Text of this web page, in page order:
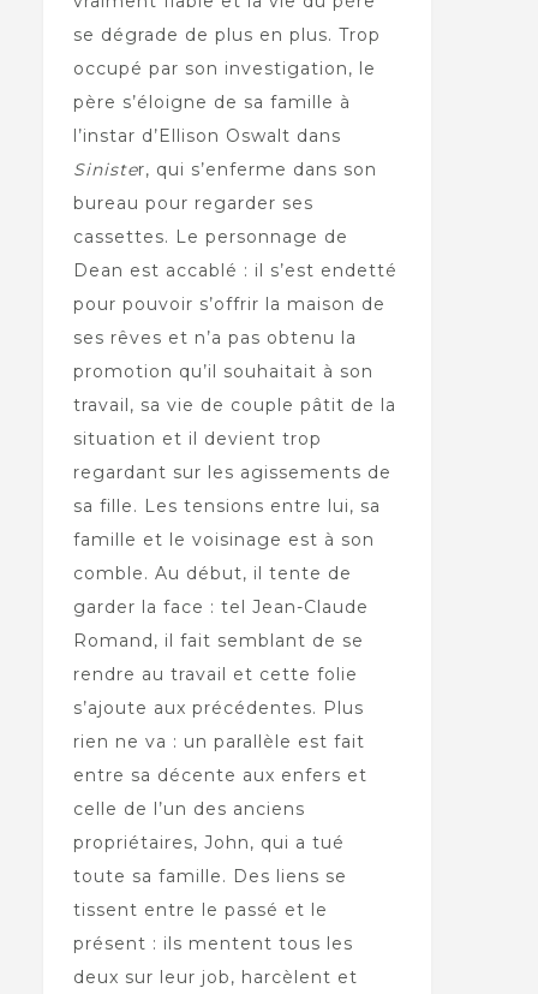
se dégrade de plus en plus. Trop
occupé par son investigation, le
père s’éloigne de sa famille à
l’instar d’Ellison Oswalt dans
Sinister, qui s’enferme dans son
bureau pour regarder ses
cassettes. Le personnage de
Dean est accablé : il s’est endetté
pour pouvoir s’offrir la maison de
ses rêves et n’a pas obtenu la
promotion qu’il souhaitait à son
travail, sa vie de couple pâtit de la
situation et il devient trop
regardant sur les agissements de
sa fille. Les tensions entre lui, sa
famille et le voisinage est à son
comble. Au début, il tente de
garder la face : tel Jean-Claude
Romand, il fait semblant de se
rendre au travail et cette folie
s’ajoute aux précédentes. Plus
rien ne va : un parallèle est fait
entre sa décente aux enfers et
celle de l’un des anciens
propriétaires, John, qui a tué
toute sa famille. Des liens se
tissent entre le passé et le
présent : ils mentent tous les
deux sur leur job, harcèlent et